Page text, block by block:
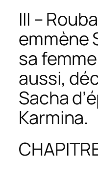
III –
emmène
sa
aussi,
Sacha
Karmina.